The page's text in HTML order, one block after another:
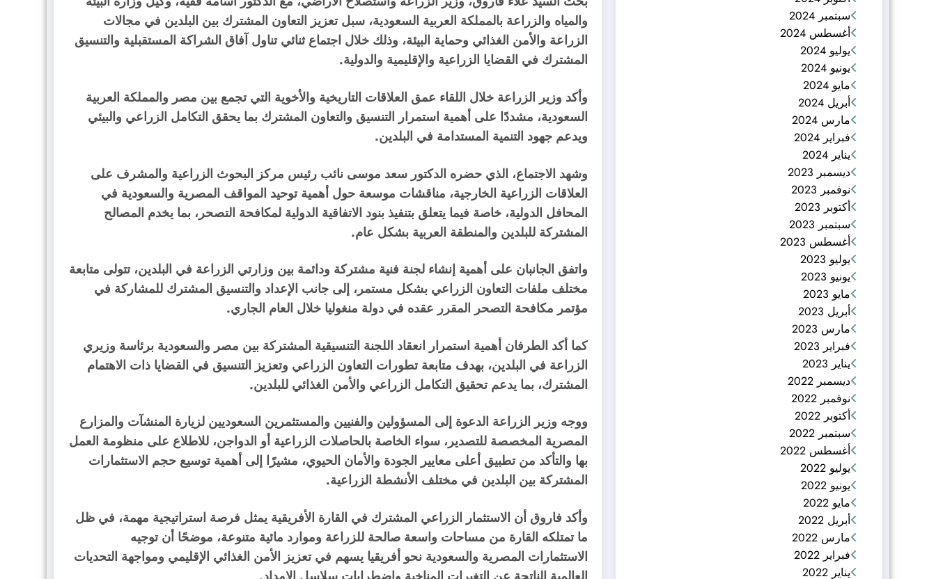
سبتمبر 2024
أغسطس 2024
يوليو 2024
يونيو 2024
مايو 2024
أبريل 2024
مارس 2024
فبراير 2024
يناير 2024
ديسمبر 2023
نوفمبر 2023
أكتوبر 2023
سبتمبر 2023
أغسطس 2023
يوليو 2023
يونيو 2023
مايو 2023
أبريل 2023
مارس 2023
فبراير 2023
يناير 2023
ديسمبر 2022
نوفمبر 2022
أكتوبر 2022
سبتمبر 2022
أغسطس 2022
يوليو 2022
يونيو 2022
مايو 2022
أبريل 2022
مارس 2022
فبراير 2022
يناير 2022
والمياه والزراعة بالمملكة العربية السعودية، سبل تعزيز التعاون المشترك بين البلدين في مجالات
الزراعة والأمن الغذائي وحماية البيئة، وذلك خلال اجتماع ثنائي تناول آفاق الشراكة المستقبلية والتنسيق
المشترك في القضايا الزراعية والإقليمية والدولية.
وأكد وزير الزراعة خلال اللقاء عمق العلاقات التاريخية والأخوية التي تجمع بين مصر والمملكة العربية
السعودية، مشددًا على أهمية استمرار التنسيق والتعاون المشترك بما يحقق التكامل الزراعي والبيئي
ويدعم جهود التنمية المستدامة في البلدين.
وشهد الاجتماع، الذي حضره الدكتور سعد موسى نائب رئيس مركز البحوث الزراعية والمشرف على
العلاقات الزراعية الخارجية، مناقشات موسعة حول أهمية توحيد المواقف المصرية والسعودية في
المحافل الدولية، خاصة فيما يتعلق بتنفيذ بنود الاتفاقية الدولية لمكافحة التصحر، بما يخدم المصالح
المشتركة للبلدين والمنطقة العربية بشكل عام.
واتفق الجانبان على أهمية إنشاء لجنة فنية مشتركة ودائمة بين وزارتي الزراعة في البلدين، تتولى متابعة
مختلف ملفات التعاون الزراعي بشكل مستمر، إلى جانب الإعداد والتنسيق المشترك للمشاركة في
مؤتمر مكافحة التصحر المقرر عقده في دولة منغوليا خلال العام الجاري.
كما أكد الطرفان أهمية استمرار انعقاد اللجنة التنسيقية المشتركة بين مصر والسعودية برئاسة وزيري
الزراعة في البلدين، بهدف متابعة تطورات التعاون الزراعي وتعزيز التنسيق في القضايا ذات الاهتمام
المشترك، بما يدعم تحقيق التكامل الزراعي والأمن الغذائي للبلدين.
ووجه وزير الزراعة الدعوة إلى المسؤولين والفنيين والمستثمرين السعوديين لزيارة المنشآت والمزارع
المصرية المخصصة للتصدير، سواء الخاصة بالحاصلات الزراعية أو الدواجن، للاطلاع على منظومة العمل
بها والتأكد من تطبيق أعلى معايير الجودة والأمان الحيوي، مشيرًا إلى أهمية توسيع حجم الاستثمارات
المشتركة بين البلدين في مختلف الأنشطة الزراعية.
وأكد فاروق أن الاستثمار الزراعي المشترك في القارة الأفريقية يمثل فرصة استراتيجية مهمة، في ظل
ما تمتلكه القارة من مساحات واسعة صالحة للزراعة وموارد مائية متنوعة، موضحًا أن توجيه
الاستثمارات المصرية والسعودية نحو أفريقيا يسهم في تعزيز الأمن الغذائي الإقليمي ومواجهة التحديات